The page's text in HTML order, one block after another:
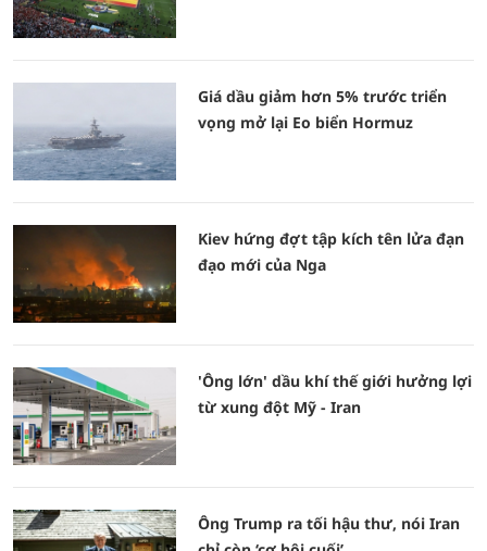
Giá dầu giảm hơn 5% trước triển
vọng mở lại Eo biển Hormuz
Kiev hứng đợt tập kích tên lửa đạn
đạo mới của Nga
'Ông lớn' dầu khí thế giới hưởng lợi
từ xung đột Mỹ - Iran
Ông Trump ra tối hậu thư, nói Iran